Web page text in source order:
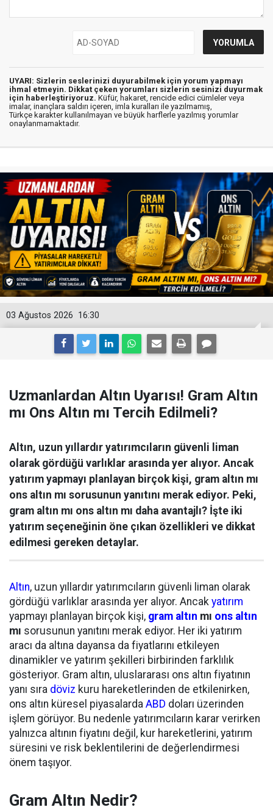
UYARI: Sizlerin seslerinizi duyurabilmek için yorum yapmayı
ihmal etmeyin. Dikkat çeken yorumları sizlerin sesinizi duyurmak
için haberleştiriyoruz. Küfür, hakaret, rencide edici cümleler veya
imalar, inançlara saldırı içeren, imla kuralları ile yazılmamış,
Türkçe karakter kullanılmayan ve büyük harflerle yazılmış yorumlar
onaylanmamaktadır.
16:30
03 Ağustos 2026
Uzmanlardan Altın Uyarısı! Gram Altın
mı Ons Altın mı Tercih Edilmeli?
Altın, uzun yıllardır yatırımcıların güvenli liman
olarak gördüğü varlıklar arasında yer alıyor. Ancak
yatırım yapmayı planlayan birçok kişi, gram altın mı
ons altın mı sorusunun yanıtını merak ediyor. Peki,
gram altın mı ons altın mı daha avantajlı? İşte iki
yatırım seçeneğinin öne çıkan özellikleri ve dikkat
edilmesi gereken detaylar.
Altın, uzun yıllardır yatırımcıların güvenli liman olarak
gördüğü varlıklar arasında yer alıyor. Ancak yatırım
yapmayı planlayan birçok kişi, gram altın mı ons altın
mı sorusunun yanıtını merak ediyor. Her iki yatırım
aracı da altına dayansa da fiyatlarını etkileyen
dinamikler ve yatırım şekilleri birbirinden farklılık
gösteriyor. Gram altın, uluslararası ons altın fiyatının
yanı sıra döviz kuru hareketlerinden de etkilenirken,
ons altın küresel piyasalarda ABD doları üzerinden
işlem görüyor. Bu nedenle yatırımcıların karar verirken
yalnızca altının fiyatını değil, kur hareketlerini, yatırım
süresini ve risk beklentilerini de değerlendirmesi
önem taşıyor.
Gram Altın Nedir?